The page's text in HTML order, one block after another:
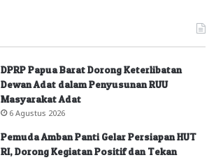
DPRP Papua Barat Dorong Keterlibatan
Dewan Adat dalam Penyusunan RUU
Masyarakat Adat
6 Agustus 2026
Pemuda Amban Panti Gelar Persiapan HUT
RI, Dorong Kegiatan Positif dan Tekan